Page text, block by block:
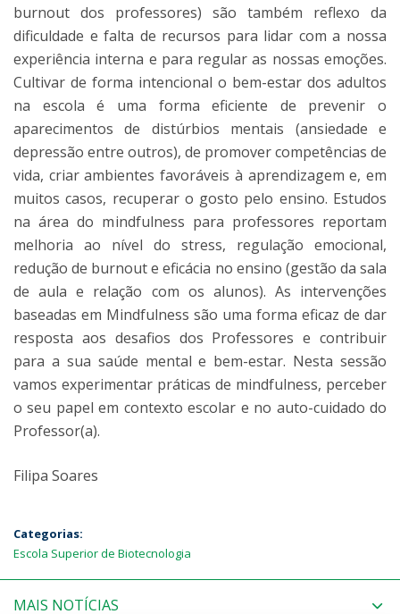
burnout dos professores) são também reflexo da
dificuldade e falta de recursos para lidar com a nossa
experiência interna e para regular as nossas emoções.
Cultivar de forma intencional o bem-estar dos adultos
na escola é uma forma eficiente de prevenir o
aparecimentos de distúrbios mentais (ansiedade e
depressão entre outros), de promover competências de
vida, criar ambientes favoráveis à aprendizagem e, em
muitos casos, recuperar o gosto pelo ensino. Estudos
na área do mindfulness para professores reportam
melhoria ao nível do stress, regulação emocional,
redução de burnout e eficácia no ensino (gestão da sala
de aula e relação com os alunos). As intervenções
baseadas em Mindfulness são uma forma eficaz de dar
resposta aos desafios dos Professores e contribuir
para a sua saúde mental e bem-estar. Nesta sessão
vamos experimentar práticas de mindfulness, perceber
o seu papel em contexto escolar e no auto-cuidado do
Professor(a).
Filipa Soares
Categorias:
Escola Superior de Biotecnologia
MAIS NOTÍCIAS